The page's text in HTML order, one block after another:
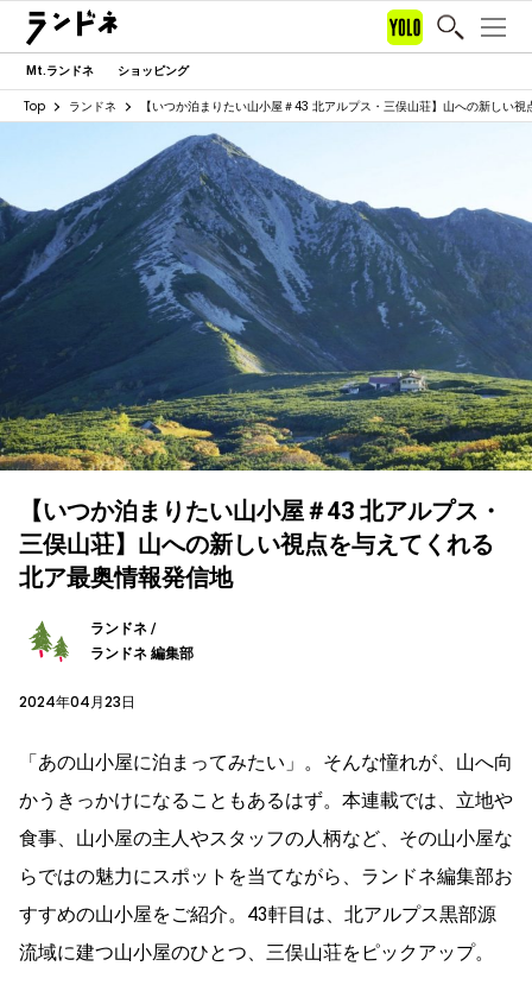
Mt.ランドネ ショッピング
Top ランドネ 【いつか泊まりたい山小屋＃43 北アルプス・三俣山荘】山への新しい
【いつか泊まりたい山小屋＃43 北アルプス・
三俣山荘】山への新しい視点を与えてくれる
北ア最奥情報発信地
ランドネ /
ランドネ 編集部
2024年04月23日
「あの山小屋に泊まってみたい」。そんな憧れが、山へ向
かうきっかけになることもあるはず。本連載では、立地や
食事、山小屋の主人やスタッフの人柄など、その山小屋な
らではの魅力にスポットを当てながら、ランドネ編集部お
すすめの山小屋をご紹介。43軒目は、北アルプス黒部源
流域に建つ山小屋のひとつ、三俣山荘をピックアップ。